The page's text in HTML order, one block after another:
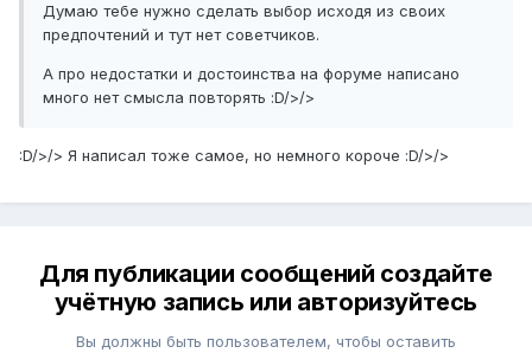
Думаю тебе нужно сделать выбор исходя из своих
предпочтений и тут нет советчиков.
А про недостатки и достоинства на форуме написано
много нет смысла повторять :D/>/>
:D/>/> Я написал тоже самое, но немного короче :D/>/>
Для публикации сообщений создайте
учётную запись или авторизуйтесь
Вы должны быть пользователем, чтобы оставить